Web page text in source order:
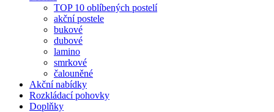
TOP 10 oblíbených postelí
akční postele
bukové
dubové
lamino
smrkové
čalouněné
Akční nabídky
Rozkládací pohovky
Doplňky